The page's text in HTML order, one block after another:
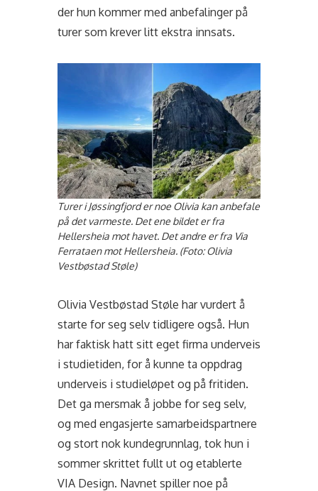
der hun kommer med anbefalinger på
turer som krever litt ekstra innsats.
Turer i Jøssingfjord er noe Olivia kan anbefale
på det varmeste. Det ene bildet er fra
Hellersheia mot havet. Det andre er fra Via
Ferrataen mot Hellersheia. (Foto: Olivia
Vestbøstad Støle)
Olivia Vestbøstad Støle har vurdert å
starte for seg selv tidligere også. Hun
har faktisk hatt sitt eget firma underveis
i studietiden, for å kunne ta oppdrag
underveis i studieløpet og på fritiden.
Det ga mersmak å jobbe for seg selv,
og med engasjerte samarbeidspartnere
og stort nok kundegrunnlag, tok hun i
sommer skrittet fullt ut og etablerte
VIA Design. Navnet spiller noe på